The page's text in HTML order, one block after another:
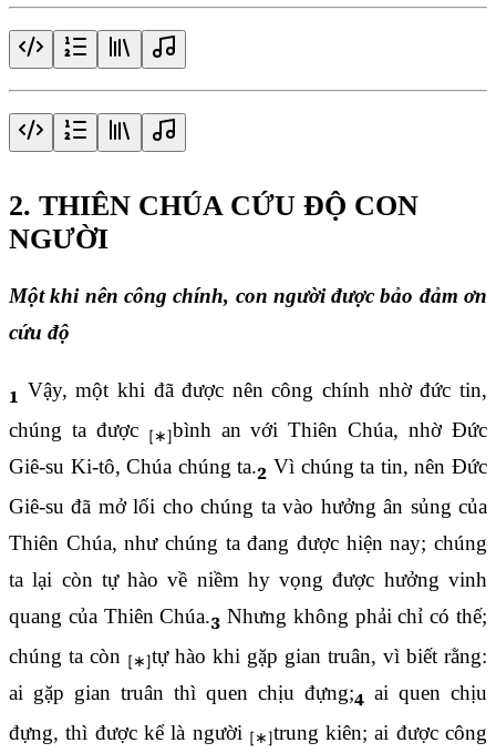
2. THIÊN CHÚA CỨU ĐỘ CON
NGƯỜI
Một khi nên công chính, con người được bảo đảm ơn
cứu độ
1 Vậy, một khi đã được nên công chính nhờ đức tin,
chúng ta được
bình an với Thiên Chúa, nhờ Đức
Giê-su Ki-tô, Chúa chúng ta.2 Vì chúng ta tin, nên Đức
Giê-su đã mở lối cho chúng ta vào hưởng ân sủng của
Thiên Chúa, như chúng ta đang được hiện nay; chúng
ta lại còn tự hào về niềm hy vọng được hưởng vinh
quang của Thiên Chúa.3 Nhưng không phải chỉ có thế;
chúng ta còn
tự hào khi gặp gian truân, vì biết rằng:
ai gặp gian truân thì quen chịu đựng;4 ai quen chịu
đựng, thì được kể là người
trung kiên; ai được công